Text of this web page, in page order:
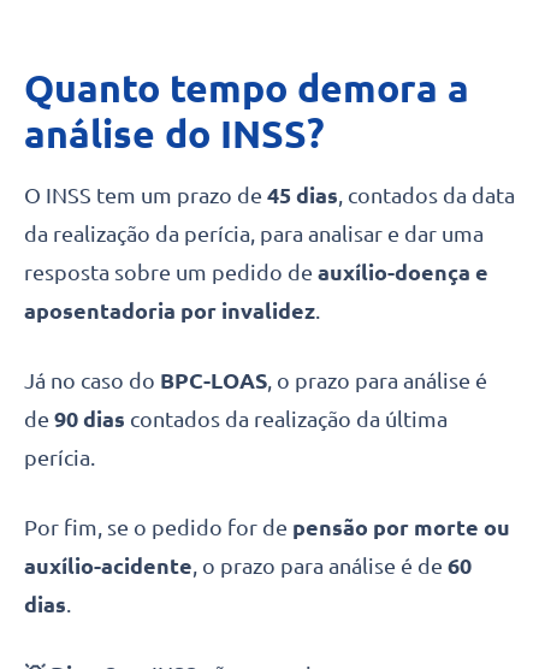
Quanto tempo demora a
análise do INSS?
O INSS tem um prazo de 45 dias, contados da data
da realização da perícia, para analisar e dar uma
resposta sobre um pedido de auxílio-doença e
aposentadoria por invalidez.
Já no caso do BPC-LOAS, o prazo para análise é
de 90 dias contados da realização da última
perícia.
Por fim, se o pedido for de pensão por morte ou
auxílio-acidente, o prazo para análise é de 60
dias.